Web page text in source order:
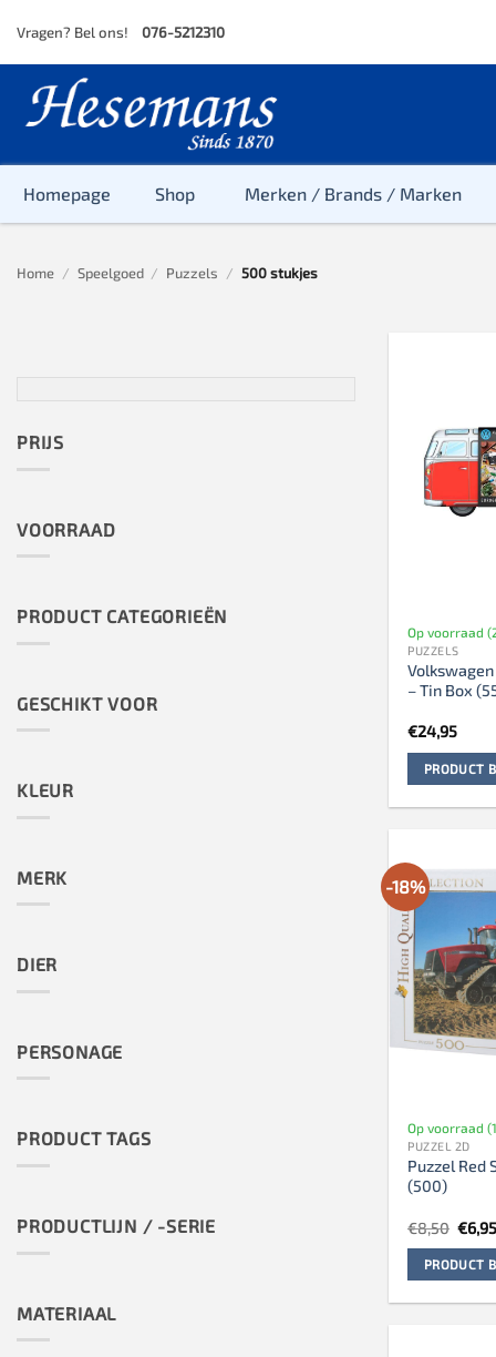
content
Vragen? Bel ons! 076-5212310
Homepage Shop
Baby,
Peuter &
Merken / Brands / Marken
Home / Speelgoed / Puzzels / 500 stukjes
PRIJS
VOORRAAD
PRODUCT CATEGORIEËN
GESCHIKT VOOR
KLEUR
MERK
DIER
PERSONAGE
PRODUCT TAGS
PRODUCTLIJN / -SERIE
MATERIAAL
Op voorraad
PUZZELS
Volkswagen
– Tin Box
€24,95
PRODUCT
-18%
Op voorraad
PUZZEL 2D
Puzzel Red
(500)
€8,50
prijs
was:
€6,95
PRODUCT